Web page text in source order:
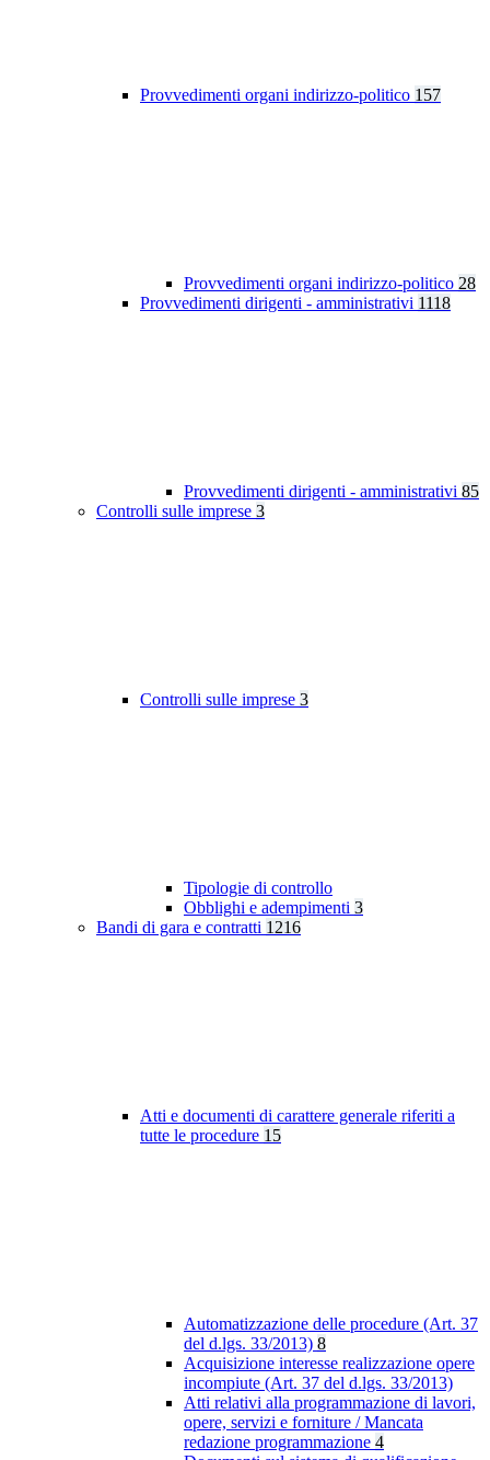
Provvedimenti organi indirizzo-politico 157
Provvedimenti organi indirizzo-politico 28
Provvedimenti dirigenti - amministrativi 1118
Provvedimenti dirigenti - amministrativi 85
Controlli sulle imprese 3
Controlli sulle imprese 3
Tipologie di controllo
Obblighi e adempimenti 3
Bandi di gara e contratti 1216
Atti e documenti di carattere generale riferiti a
tutte le procedure 15
Automatizzazione delle procedure (Art. 37
del d.lgs. 33/2013) 8
Acquisizione interesse realizzazione opere
incompiute (Art. 37 del d.lgs. 33/2013)
Atti relativi alla programmazione di lavori,
opere, servizi e forniture / Mancata
redazione programmazione 4